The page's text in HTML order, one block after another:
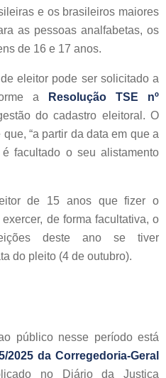
e os brasileiros maiores
as pessoas analfabetas, os
de 16 e 17 anos.
eleitor pode ser solicitado a
a
Resolução TSE nº
do cadastro eleitoral. O
que, “a partir da data em que a
facultado o seu alistamento
de 15 anos que fizer o
de forma facultativa, o
deste ano se tiver
do pleito (4 de outubro).
público nesse período está
2025 da Corregedoria-Geral
no Diário da Justiça